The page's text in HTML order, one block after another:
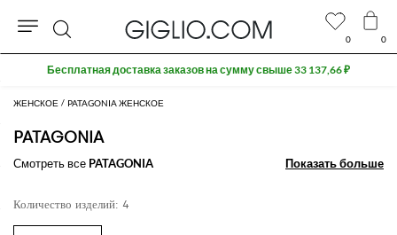
ЖЕНСКОЕ PATAGONIA ЖЕНСКОЕ
PATAGONIA
Смотреть все PATAGONIA Показать больше
Показать больше
Количество изделий: 4
0 0
Поиск
Бесплатная доставка заказов на сумму свыше 33 137,66 ₽